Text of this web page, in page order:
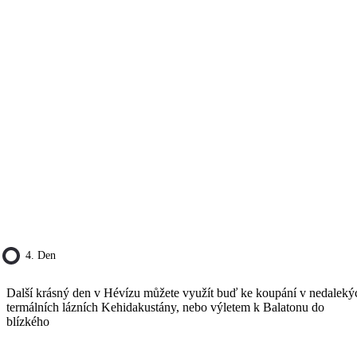
4. Den
Další krásný den v Hévízu můžete využít buď ke koupání v
termálních lázních Kehidakustány, nebo výletem k Balatonu do
blízkého